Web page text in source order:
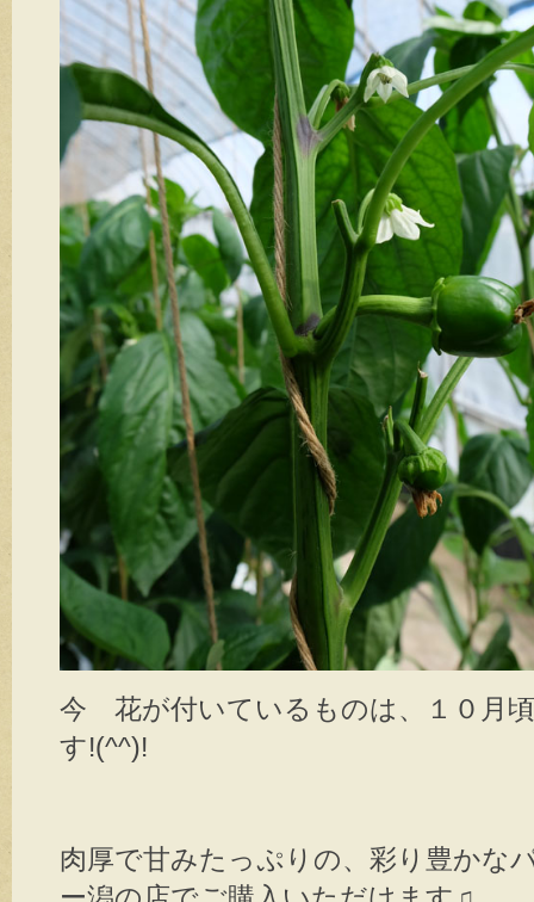
今 花が付いているものは、１０月
す!(^^)!
肉厚で甘みたっぷりの、彩り豊かな